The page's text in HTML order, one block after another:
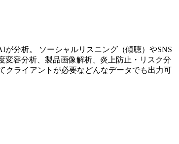
が分析。 ソーシャルリスニング（傾聴）やSNS
容分析、製品画像解析、炎上防止・リスク分
クライアントが必要などんなデータでも出力可